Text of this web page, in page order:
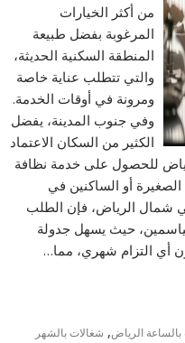
من أكثر الخيارات
المرغوبة بفضل طبيعة
المنطقة السكنية الحديثة،
والتي تتطلب عناية خاصة
ومرونة في أوقات الخدمة.
وفي جنوب المدينة، يفضل
الكثير من السكان الاعتماد
للحصول على خدمة نظافة
أو الساكنين في
شمال الرياض، فإن الطلب
حيث يسهل جدولة
أي التزام شهري، مما…
الرياض, شغالات بالشهر